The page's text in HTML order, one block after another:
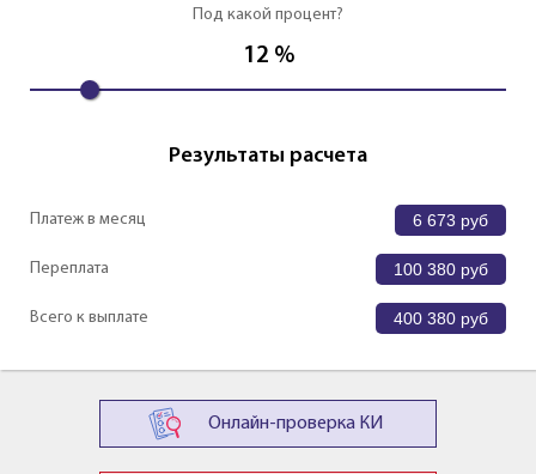
Под какой процент?
12 %
Результаты расчета
Платеж в месяц 6 673 руб
Переплата 100 380 руб
Всего к выплате 400 380 руб
Онлайн-проверка КИ